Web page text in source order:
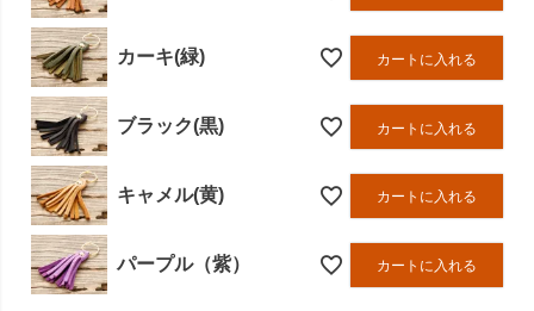
カーキ(緑) カートに入れる
ブラック(黒) カートに入れる
キャメル(黄) カートに入れる
パープル（紫） カートに入れる